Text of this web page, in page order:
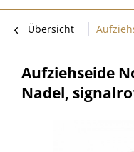
Übersicht
Aufziehseide
Nadel,